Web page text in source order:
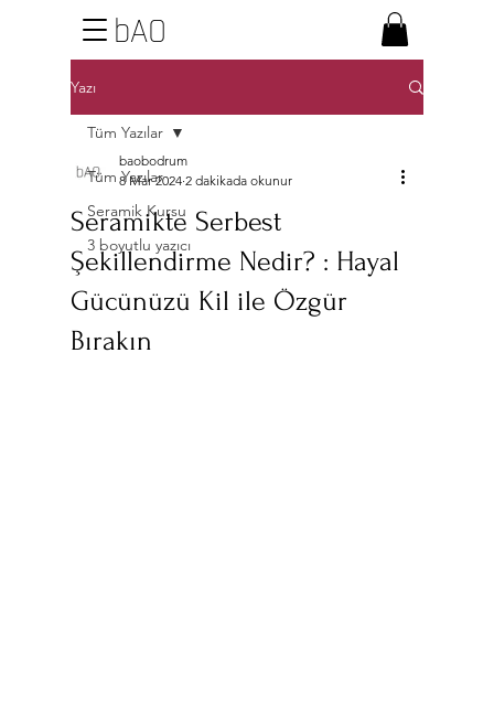
bAO
Yazı
Tüm Yazılar
Seramik Kursu
3 boyutlu yazıcı
Tüm Yazılar
Seramikte Serbest
Şekillendirme Nedir? : Hayal
Gücünüzü Kil ile Özgür
Bırakın
baobodrum
8 Mar 2024 2 dakikada okunur